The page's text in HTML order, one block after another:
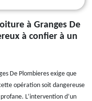
à Granges De
à confier à un
De Plombieres exige que
opération soit dangereuse
L’intervention d’un